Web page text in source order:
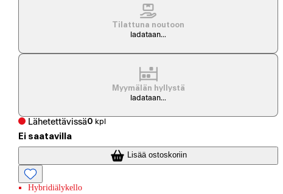
Tilattuna noutoon
ladataan...
Myymälän hyllystä
ladataan...
Lähetettävissä0 kpl
Ei saatavilla
Lisää ostoskoriin
Hybridiälykello